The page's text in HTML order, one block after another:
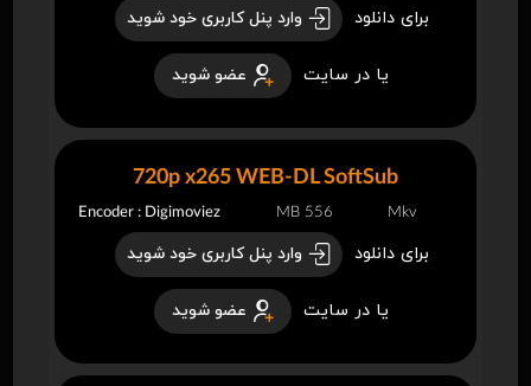
برای دانلود وارد پنل کاربری خود شوید
یا در سایت عضو شوید
برای دانلود وارد پنل کاربری خود شوید
یا در سایت عضو شوید
720p x265 WEB-DL SoftSub
Encoder : Digimoviez 556 MB Mkv